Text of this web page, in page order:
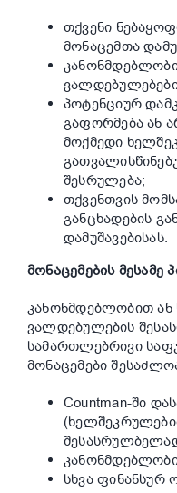
თქვენი
მონაცემთა
პოტენციურ
გაფორმება ან
მოქმედი
შესრულება;
თქვენთვის
განცხადების
დამუშავებისას.
მონაცემების მესამე
კანონმდებლობით
ვალდებულების
სამართლებრივი
მონაცემები
Countman-ში
სხვა ფინანსურ